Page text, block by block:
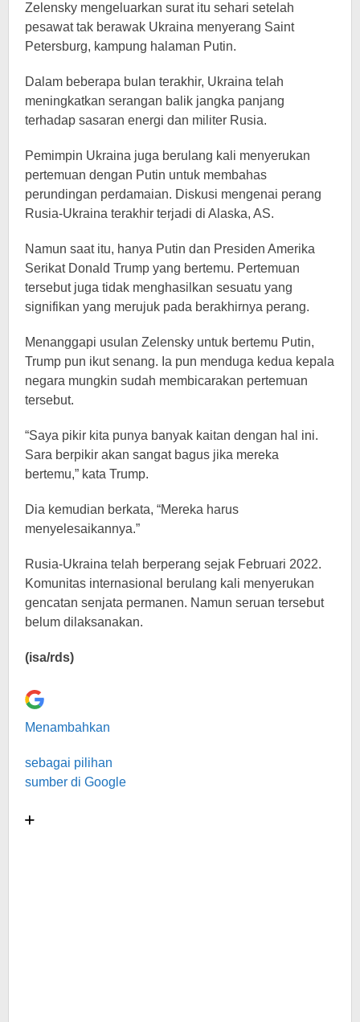
Zelensky mengeluarkan surat itu sehari setelah
pesawat tak berawak Ukraina menyerang Saint
Petersburg, kampung halaman Putin.
Dalam beberapa bulan terakhir, Ukraina telah
meningkatkan serangan balik jangka panjang
terhadap sasaran energi dan militer Rusia.
Pemimpin Ukraina juga berulang kali menyerukan
pertemuan dengan Putin untuk membahas
perundingan perdamaian. Diskusi mengenai perang
Rusia-Ukraina terakhir terjadi di Alaska, AS.
Namun saat itu, hanya Putin dan Presiden Amerika
Serikat Donald Trump yang bertemu. Pertemuan
tersebut juga tidak menghasilkan sesuatu yang
signifikan yang merujuk pada berakhirnya perang.
Menanggapi usulan Zelensky untuk bertemu Putin,
Trump pun ikut senang. Ia pun menduga kedua kepala
negara mungkin sudah membicarakan pertemuan
tersebut.
“Saya pikir kita punya banyak kaitan dengan hal ini.
Sara berpikir akan sangat bagus jika mereka
bertemu,” kata Trump.
Dia kemudian berkata, “Mereka harus
menyelesaikannya.”
Rusia-Ukraina telah berperang sejak Februari 2022.
Komunitas internasional berulang kali menyerukan
gencatan senjata permanen. Namun seruan tersebut
belum dilaksanakan.
(isa/rds)
Menambahkan
sebagai pilihan
sumber di Google